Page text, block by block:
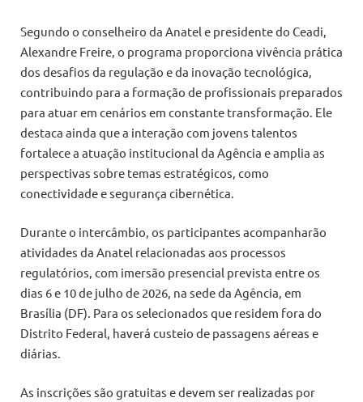
Segundo o conselheiro da Anatel e presidente do Ceadi,
Alexandre Freire, o programa proporciona vivência prática
dos desafios da regulação e da inovação tecnológica,
contribuindo para a formação de profissionais preparados
para atuar em cenários em constante transformação. Ele
destaca ainda que a interação com jovens talentos
fortalece a atuação institucional da Agência e amplia as
perspectivas sobre temas estratégicos, como
conectividade e segurança cibernética.
Durante o intercâmbio, os participantes acompanharão
atividades da Anatel relacionadas aos processos
regulatórios, com imersão presencial prevista entre os
dias 6 e 10 de julho de 2026, na sede da Agência, em
Brasília (DF). Para os selecionados que residem fora do
Distrito Federal, haverá custeio de passagens aéreas e
diárias.
As inscrições são gratuitas e devem ser realizadas por